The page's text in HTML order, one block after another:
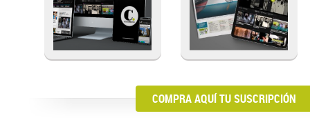
COMPRA AQUÍ TU SUSCRIPCIÓN